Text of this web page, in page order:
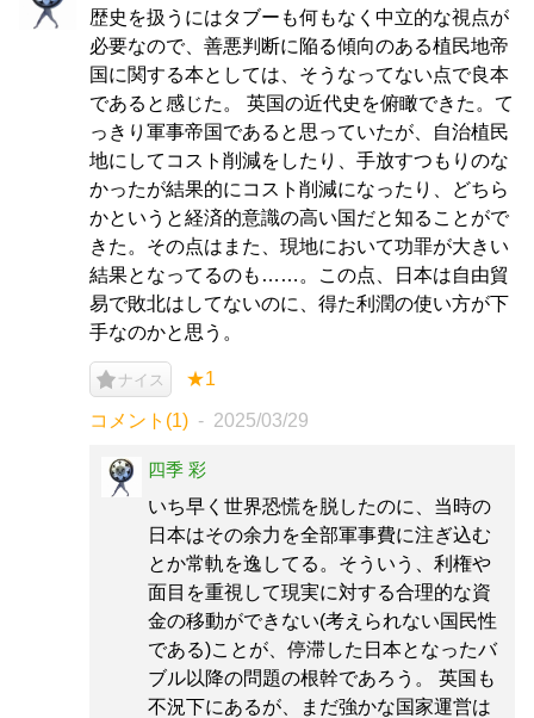
歴史を扱うにはタブーも何もなく中立的な視点が
必要なので、善悪判断に陥る傾向のある植民地帝
国に関する本としては、そうなってない点で良本
であると感じた。 英国の近代史を俯瞰できた。て
っきり軍事帝国であると思っていたが、自治植民
地にしてコスト削減をしたり、手放すつもりのな
かったが結果的にコスト削減になったり、どちら
かというと経済的意識の高い国だと知ることがで
きた。その点はまた、現地において功罪が大きい
結果となってるのも……。この点、日本は自由貿
易で敗北はしてないのに、得た利潤の使い方が下
手なのかと思う。
ナイス ★1
コメント(1) 2025/03/29
四季 彩
いち早く世界恐慌を脱したのに、当時の
日本はその余力を全部軍事費に注ぎ込む
とか常軌を逸してる。そういう、利権や
面目を重視して現実に対する合理的な資
金の移動ができない(考えられない国民性
である)ことが、停滞した日本となったバ
ブル以降の問題の根幹であろう。 英国も
不況下にあるが、まだ強かな国家運営は